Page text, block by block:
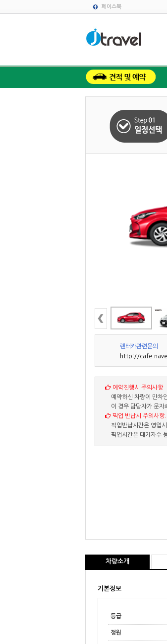
페이스북
렌터카관련문의
http://
예약진행시 주의사항
예약하신 차량이 만차
이 경우 담당자가 문자
픽업 반납시 주의사항.
픽업반납시간은 영업시
픽업시간은 대기자수
차량소개
기본정보
등급
정원